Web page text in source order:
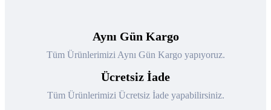
Aynı Gün Kargo
Tüm Ürünlerimizi Aynı Gün Kargo yapıyoruz.
Ücretsiz İade
Tüm Ürünlerimizi Ücretsiz İade yapabilirsiniz.